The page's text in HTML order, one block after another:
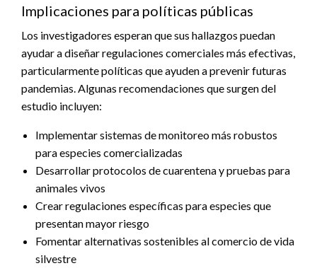
Implicaciones para políticas públicas
Los investigadores esperan que sus hallazgos puedan
ayudar a diseñar regulaciones comerciales más efectivas,
particularmente políticas que ayuden a prevenir futuras
pandemias. Algunas recomendaciones que surgen del
estudio incluyen:
Implementar sistemas de monitoreo más robustos
para especies comercializadas
Desarrollar protocolos de cuarentena y pruebas para
animales vivos
Crear regulaciones específicas para especies que
presentan mayor riesgo
Fomentar alternativas sostenibles al comercio de vida
silvestre